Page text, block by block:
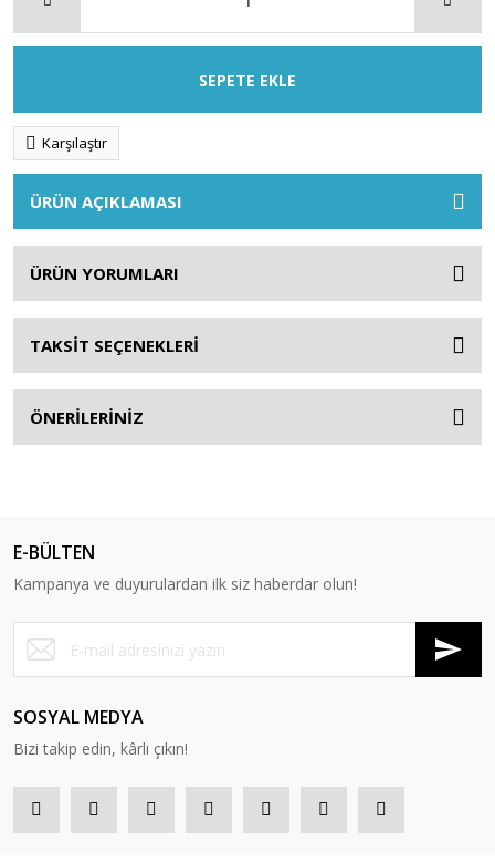
SEPETE EKLE
Karşılaştır
ÜRÜN AÇIKLAMASI
ÜRÜN YORUMLARI
TAKSİT SEÇENEKLERİ
ÖNERİLERİNİZ
E-BÜLTEN
Kampanya ve duyurulardan ilk siz haberdar olun!
SOSYAL MEDYA
Bizi takip edin, kârlı çıkın!